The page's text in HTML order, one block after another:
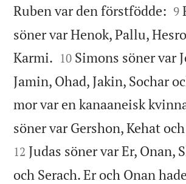
Ruben var den förstfödde: 

9
söner var Henok, Pallu,
Karmi. 

10 Simons söner var
Jamin, Ohad, Jakin, Sochar
mor var en kanaaneisk
söner var Gershon, Kehat
12 Judas söner var Er, Onan,
och Serach. Er och Onan